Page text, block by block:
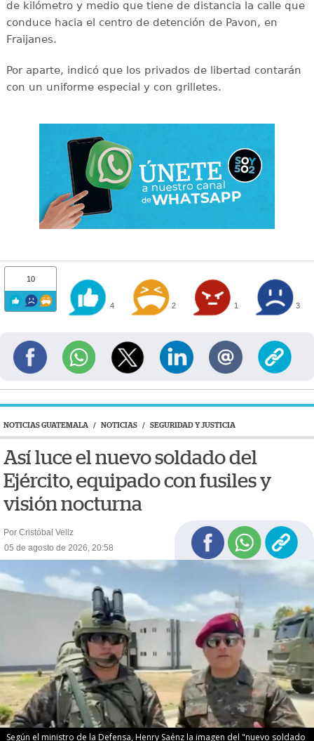
de kilómetro y medio que tiene de distancia la calle que
conduce hacia el centro de detención de Pavon, en
Fraijanes.
Por aparte, indicó que los privados de libertad contarán
con un uniforme especial y con grilletes.
10
4 2 1 3
NOTICIAS GUATEMALA / NOTICIAS / SEGURIDAD Y JUSTICIA
Así luce el nuevo soldado del
Ejército, equipado con fusiles y
visión nocturna
Por Cristóbal Veliz
05 de agosto de 2026, 20:58
Según el ministro de la Defensa, Henry Saénz la imagen del "nuevo soldado